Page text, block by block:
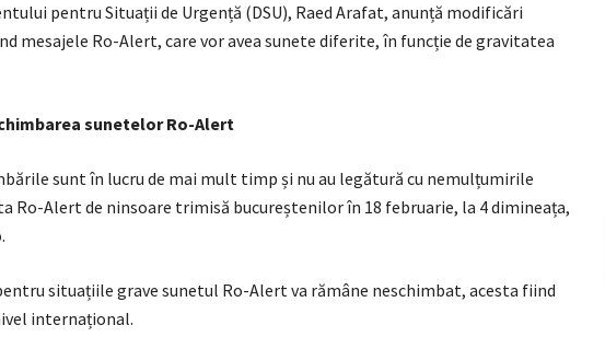
pentru Situații de Urgență (DSU), Raed Arafat, anunță modificări
mesajele Ro-Alert, care vor avea sunete diferite, în funcție de gravitatea
sunetelor Ro-Alert
sunt în lucru de mai mult timp și nu au legătură cu nemulțumirile
Ro-Alert de ninsoare trimisă bucureștenilor în 18 februarie, la 4 dimineața,
situațiile grave sunetul Ro-Alert va rămâne neschimbat, acesta fiind
internațional.